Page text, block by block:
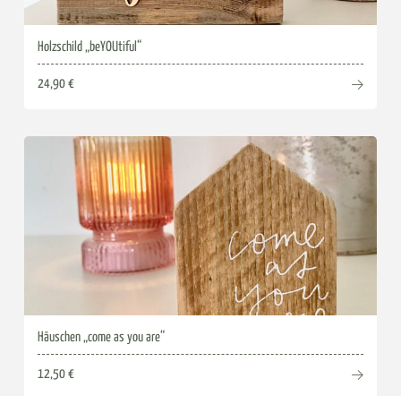
Holzschild „beYOUtiful“
24,90 €
Häuschen „come as you are“
12,50 €